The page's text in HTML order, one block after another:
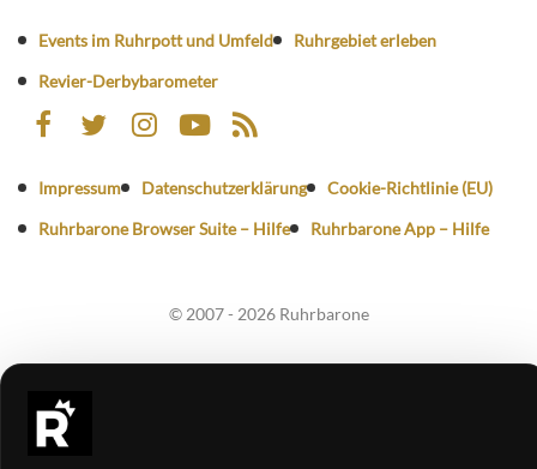
Events im Ruhrpott und Umfeld
Ruhrgebiet erleben
Revier-Derbybarometer
Impressum Datenschutzerklärung
Cookie-Richtlinie (EU)
Ruhrbarone Browser Suite – Hilfe
Ruhrbarone App – Hilfe
© 2007 - 2026 Ruhrbarone